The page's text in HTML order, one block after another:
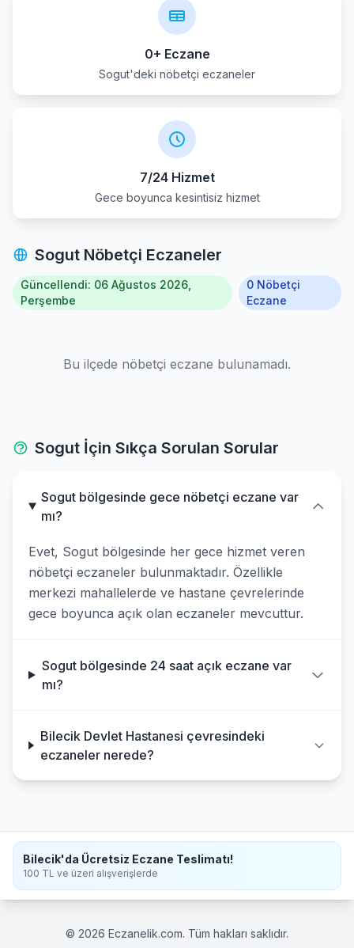
0+ Eczane
Sogut'deki nöbetçi eczaneler
7/24 Hizmet
Gece boyunca kesintisiz hizmet
Sogut Nöbetçi Eczaneler
Güncellendi: 06 Ağustos 2026,
Perşembe
0 Nöbetçi
Eczane
Bu ilçede nöbetçi eczane bulunamadı.
Sogut İçin Sıkça Sorulan Sorular
Sogut bölgesinde gece nöbetçi eczane var
mı?
Evet, Sogut bölgesinde her gece hizmet veren
nöbetçi eczaneler bulunmaktadır. Özellikle
merkezi mahallelerde ve hastane çevrelerinde
gece boyunca açık olan eczaneler mevcuttur.
Sogut bölgesinde 24 saat açık eczane var
mı?
Bilecik Devlet Hastanesi çevresindeki
eczaneler nerede?
Bilecik'da Ücretsiz Eczane Teslimatı!
100 TL ve üzeri alışverişlerde
© 2026 Eczanelik.com. Tüm hakları saklıdır.